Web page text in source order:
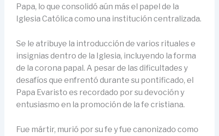
Papa, lo que consolidó aún más el papel de la
Iglesia Católica como una institución centralizada.
Se le atribuye la introducción de varios rituales e
insignias dentro de la Iglesia, incluyendo la forma
de la corona papal. A pesar de las dificultades y
desafíos que enfrentó durante su pontificado, el
Papa Evaristo es recordado por su devoción y
entusiasmo en la promoción de la fe cristiana.
Fue mártir, murió por su fe y fue canonizado como